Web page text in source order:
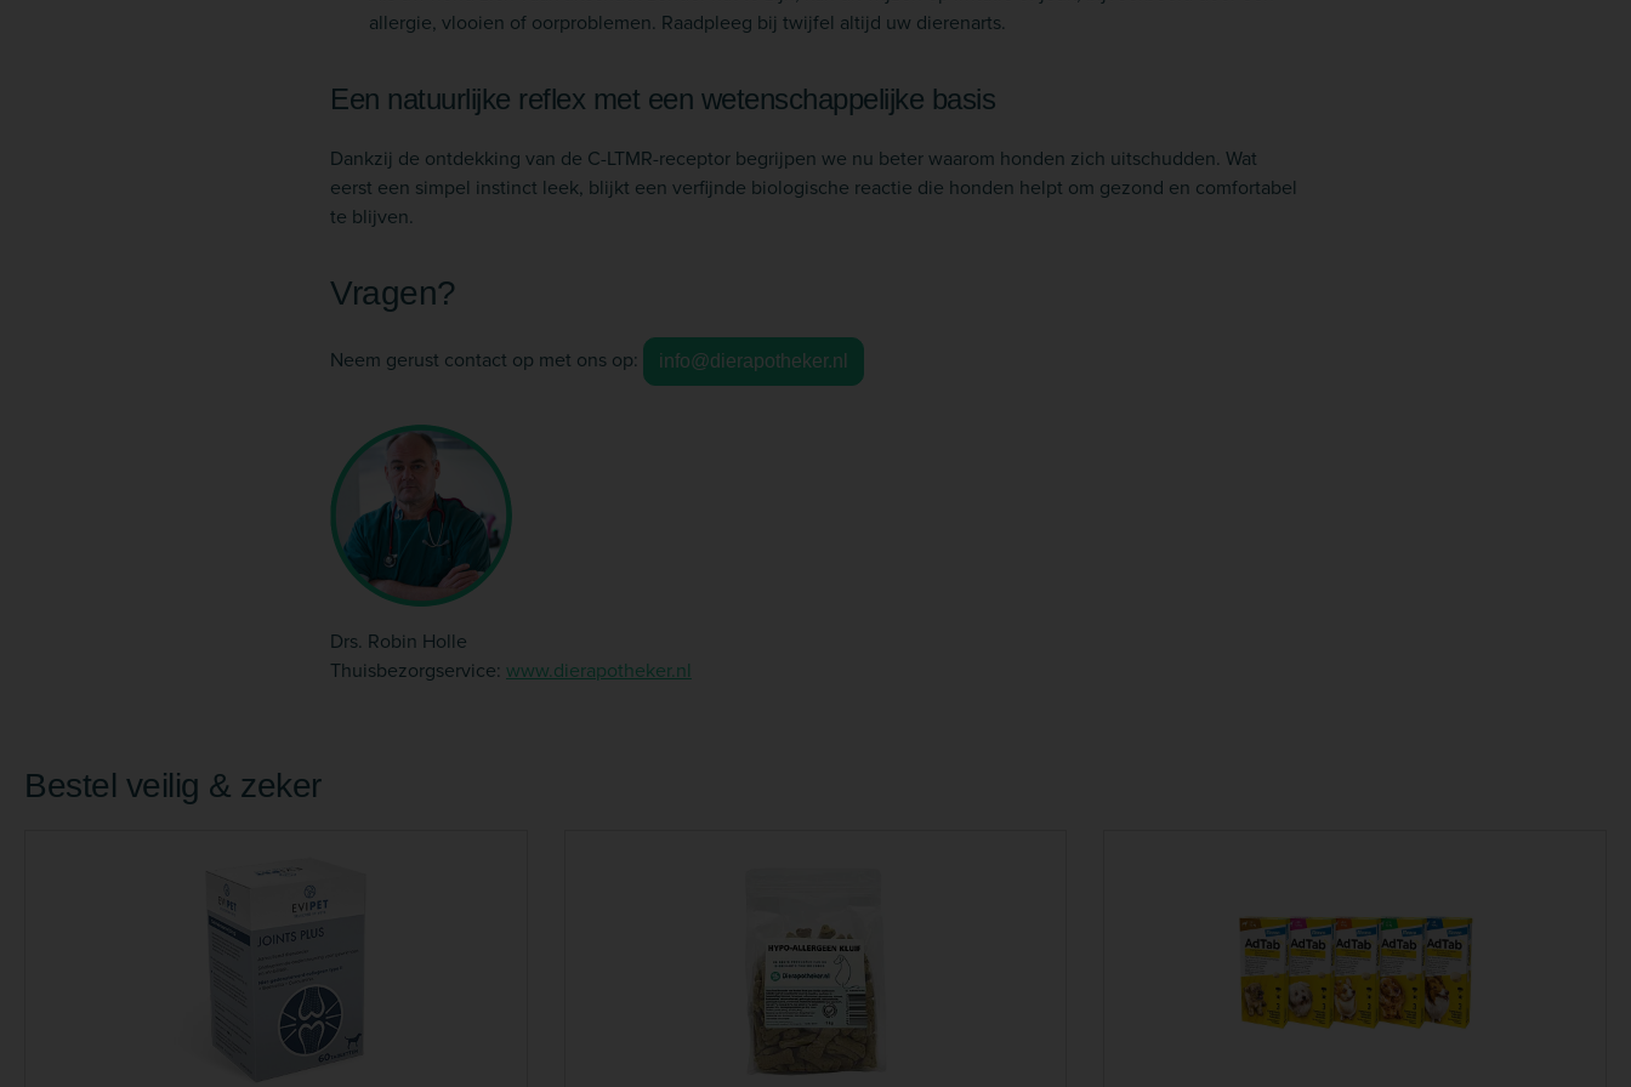
allergie, vlooien of oorproblemen. Raadpleeg bij twijfel altijd uw dierenarts.
Een natuurlijke reflex met een wetenschappelijke basis
Dankzij de ontdekking van de C-LTMR-receptor begrijpen we nu beter waarom honden zich uitschudden. Wat
eerst een simpel instinct leek, blijkt een verfijnde biologische reactie die honden helpt om gezond en comfortabel
te blijven.
Vragen?
Neem gerust contact op met ons op: info@dierapotheker.nl
Drs. Robin Holle
Thuisbezorgservice: www.dierapotheker.nl
Bestel veilig & zeker